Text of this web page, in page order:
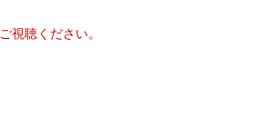
視聴ください。